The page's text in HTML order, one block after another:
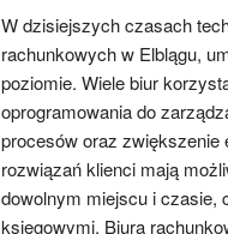
W dzisiejszych czasach
rachunkowych w Elblągu,
poziomie. Wiele biur
oprogramowania do
procesów oraz
rozwiązań klienci mają
dowolnym miejscu i czasie,
księgowymi. Biura